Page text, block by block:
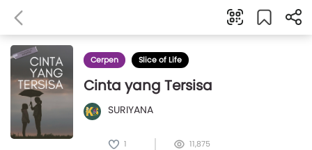
Cerpen Slice of Life
Cinta yang Tersisa
SURIYANA
1
11,875